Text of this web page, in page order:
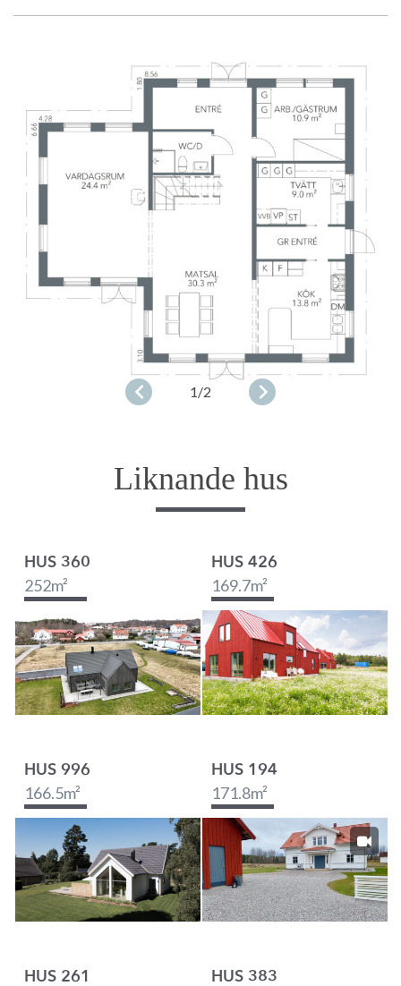
1/2
Liknande hus
HUS 360
252m²
HUS 426
169.7m²
HUS 996
166.5m²
HUS 194
171.8m²
HUS 261 HUS 383